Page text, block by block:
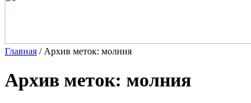
Главная / Архив меток: молния
Архив меток: молния